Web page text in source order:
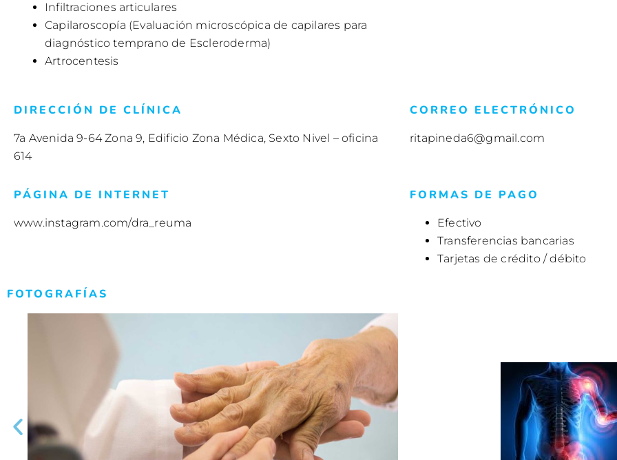
Infiltraciones articulares
Capilaroscopía (Evaluación microscópica de capilares para
diagnóstico temprano de Escleroderma)
Artrocentesis
DIRECCIÓN DE CLÍNICA
7a Avenida 9-64 Zona 9, Edificio Zona Médica, Sexto Nivel – oficina
614
CORREO ELECTRÓNICO
ritapineda6@gmail.com
PÁGINA DE INTERNET
www.instagram.com/dra_reuma
FORMAS DE PAGO
Efectivo
Transferencias bancarias
Tarjetas de crédito / débito
FOTOGRAFÍAS